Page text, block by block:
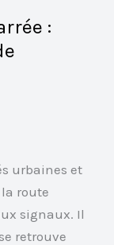
:
urbaines et
route
signaux. Il
retrouve